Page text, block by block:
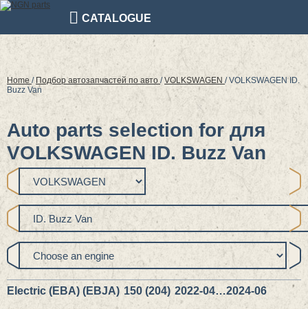
CATALOGUE
Home / Подбор автозапчастей по авто /VOLKSWAGEN /VOLKSWAGEN ID.
Buzz Van
Auto parts selection for для
VOLKSWAGEN ID. Buzz Van
Electric (EBA) (EBJA) 150 (204) 2022-04…2024-06